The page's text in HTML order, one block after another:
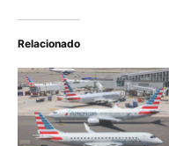
Relacionado